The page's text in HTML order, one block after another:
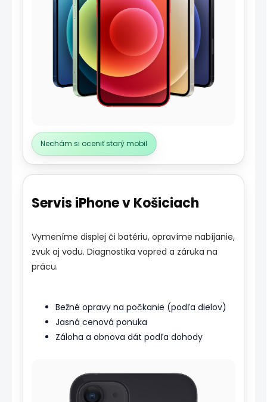
Nechám si oceniť starý mobil
Servis iPhone v Košiciach
Vymeníme displej či batériu, opravíme nabíjanie,
zvuk aj vodu. Diagnostika vopred a záruka na
prácu.
Bežné opravy na počkanie (podľa dielov)
Jasná cenová ponuka
Záloha a obnova dát podľa dohody